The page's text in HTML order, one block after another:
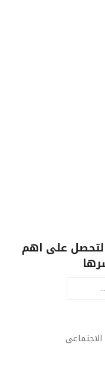
لتحصل على اهم